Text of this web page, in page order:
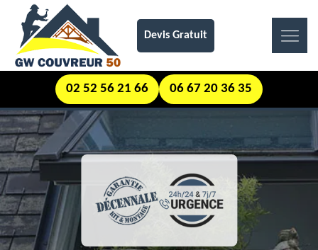
Devis Gratuit
02 52 56 21 66 06 67 20 36 35